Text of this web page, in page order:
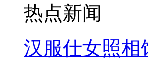
热点新闻
汉服仕女照相